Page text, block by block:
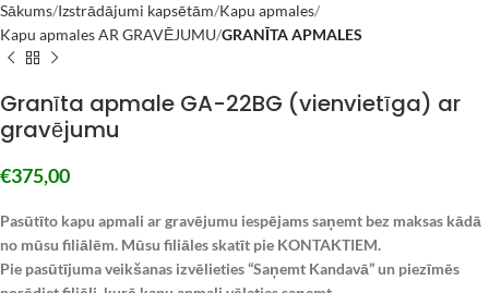
Sākums Izstrādājumi kapsētām Kapu apmales
Kapu apmales AR GRAVĒJUMU GRANĪTA APMALES
Granīta apmale GA-22BG (vienvietīga) ar
gravējumu
€375,00
Pasūtīto kapu apmali ar gravējumu iespējams saņemt bez maksas kādā
no mūsu filiālēm. Mūsu filiāles skatīt pie KONTAKTIEM.
Pie pasūtījuma veikšanas izvēlieties “Saņemt Kandavā” un piezīmēs